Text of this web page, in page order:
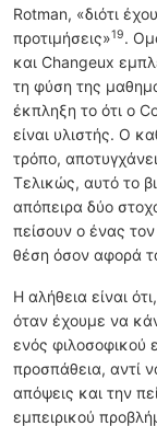
Rotman, «διότι
προτιμήσεις»19.
και Changeux
τη φύση της
έκπληξη το ότι ο
είναι υλιστής. Ο
τρόπο,
Τελικώς, αυτό το
απόπειρα δύο
πείσουν ο ένας
θέση όσον αφορά
Η αλήθεια είναι
όταν έχουμε να
ενός φιλοσοφικού
προσπάθεια, αντί
απόψεις και την
εμπειρικού